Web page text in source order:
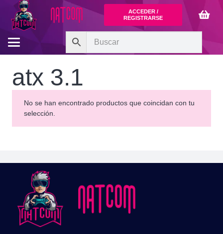
ACCEDER /
REGISTRARSE
atx 3.1
No se han encontrado productos que coincidan con tu
selección.